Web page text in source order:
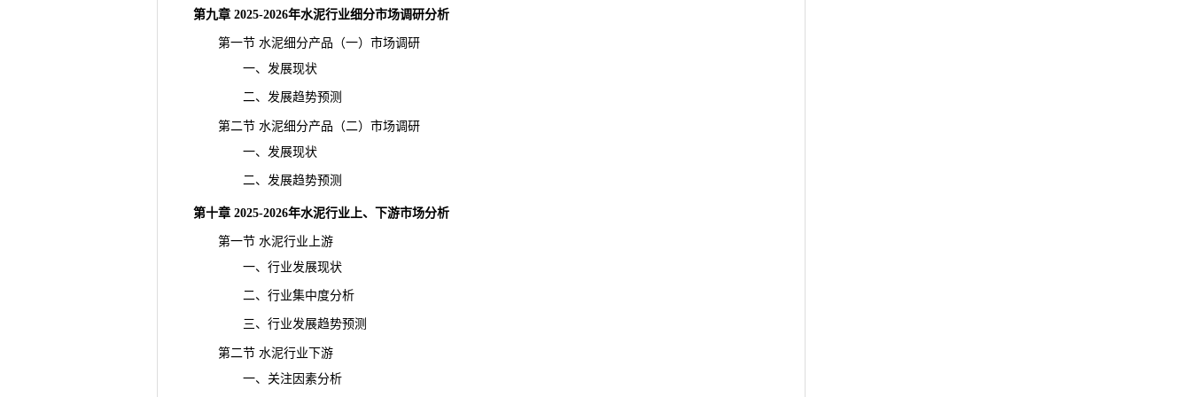
第九章 2025-2026年水泥行业细分市场调研分析
第一节 水泥细分产品（一）市场调研
一、发展现状
二、发展趋势预测
第二节 水泥细分产品（二）市场调研
一、发展现状
二、发展趋势预测
第十章 2025-2026年水泥行业上、下游市场分析
第一节 水泥行业上游
一、行业发展现状
二、行业集中度分析
三、行业发展趋势预测
第二节 水泥行业下游
一、关注因素分析